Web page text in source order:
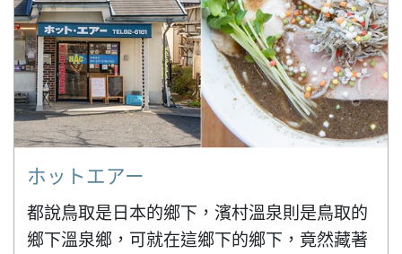
ホットエアー
都說鳥取是日本的鄉下，濱村溫泉則是鳥取的
鄉下溫泉鄉，可就在這鄉下的鄉下，竟然藏著